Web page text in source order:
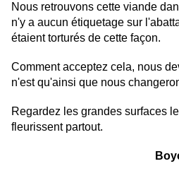
Nous retrouvons cette viande
n'y a aucun étiquetage sur
étaient torturés de cette façon.
Comment acceptez cela, nous
n'est qu'ainsi que nous
Regardez les grandes surfaces
fleurissent partout.
Boycottons